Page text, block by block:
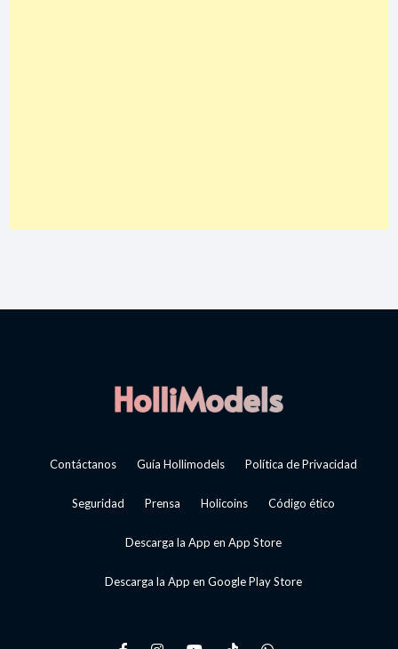
Contáctanos Guía Hollimodels Política de Privacidad
Seguridad Prensa Holicoins Código ético
Descarga la App en App Store
Descarga la App en Google Play Store